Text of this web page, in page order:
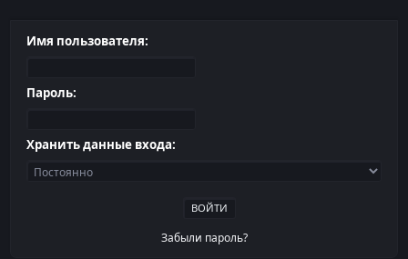
Имя пользователя:
Пароль:
Хранить данные входа:
Забыли пароль?